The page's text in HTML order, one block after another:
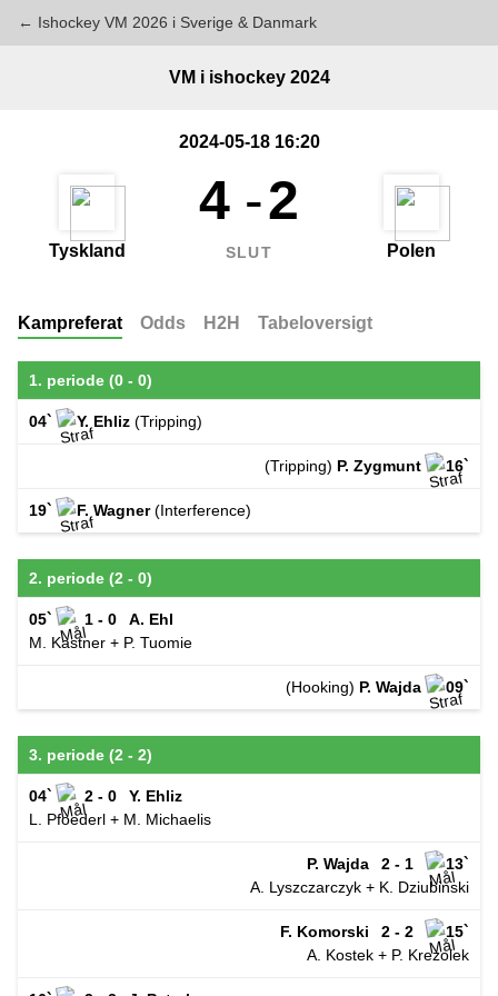
← Ishockey VM 2026 i Sverige & Danmark
Tyskland Polen
VM i ishockey 2024
2024-05-18 16:20
4 -2
SLUT
Kampreferat Odds H2H Tabeloversigt
1. periode (0 - 0)
04` Y. Ehliz (Tripping)
(Tripping) P. Zygmunt 16`
19` F. Wagner(Interference)
2. periode (2 - 0)
05` 1 - 0
A. Ehl
M. Kastner + P. Tuomie
(Hooking) P. Wajda 09`
3. periode (2 - 2)
04` 2 - 0
Y. Ehliz
L. Pfoederl + M. Michaelis
P. Wajda 2 - 1
13`
A. Lyszczarczyk + K. Dziubinski
F. Komorski 2 - 2
15`
A. Kostek + P. Krezolek